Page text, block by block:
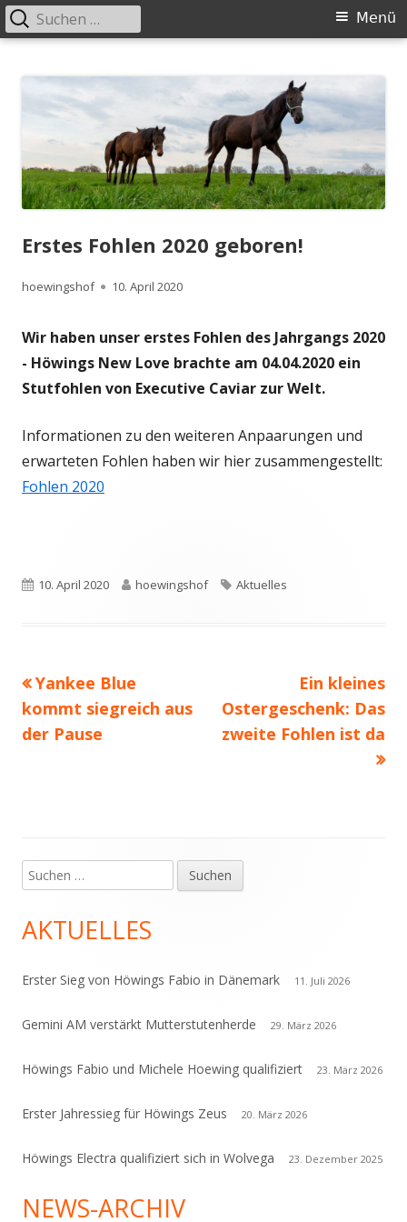
zum
Primäres
Menü
Suchen
nach:
Erstes Fohlen 2020 geboren!
Autor
hoewingshof
Veröffentlicht
10. April 2020
Wir haben unser erstes Fohlen des Jahrgangs 2020
- Höwings New Love brachte am 04.04.2020 ein
Stutfohlen von Executive Caviar zur Welt.
Informationen zu den weiteren Anpaarungen und
erwarteten Fohlen haben wir hier zusammengestellt:
Fohlen 2020
Veröffentlicht
10. April 2020 Autor
hoewingshof Schlagwörter
Aktuelles
Beitragsnavigation
Vorheriger
Beitrag:
Yankee Blue
kommt siegreich aus
der Pause
Nächster
Beitrag
Ein kleines
Ostergeschenk: Das
zweite Fohlen ist da
Haupt-
Seitenleiste
Suchen
nach:
AKTUELLES
Erster Sieg von Höwings Fabio in Dänemark 11. Juli 2026
Gemini AM verstärkt Mutterstutenherde 29. März 2026
Höwings Fabio und Michele Hoewing qualifiziert 23. März 2026
Erster Jahressieg für Höwings Zeus 20. März 2026
Höwings Electra qualifiziert sich in Wolvega 23. Dezember 2025
NEWS-ARCHIV